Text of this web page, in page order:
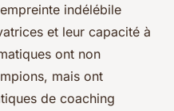
indélébile
et leur capacité à
ont non
mais ont
de coaching